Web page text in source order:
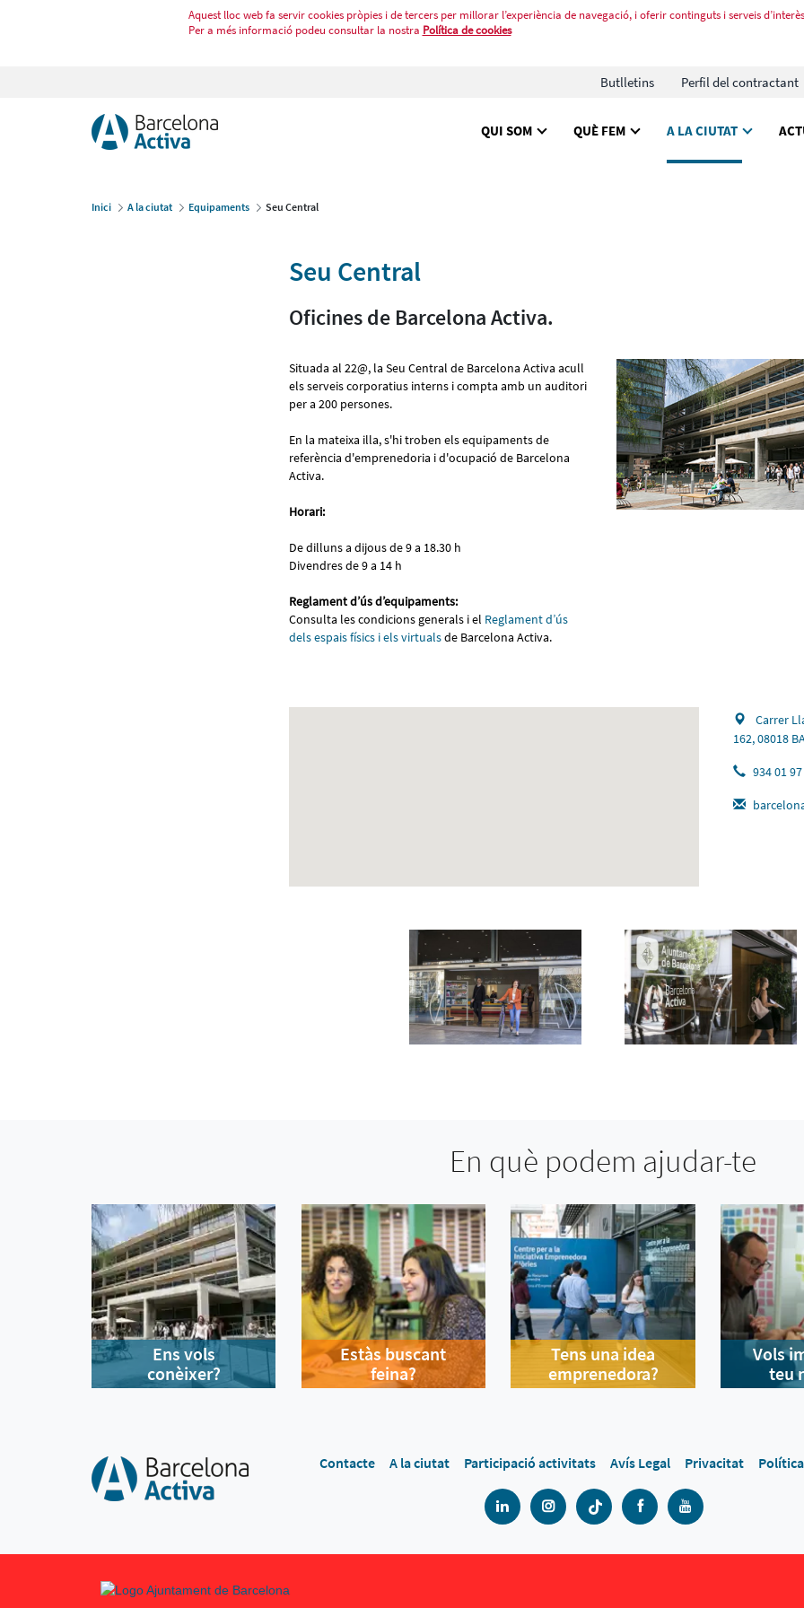
Aquest lloc web fa servir cookies pròpies i de tercers per millorar l’experiència de navegació, i oferir continguts i serveis
Per a més informació podeu consultar la nostra Política de cookies
Butlletins Perfil del contractant
QUI SOM QUÈ FEM A LA CIUTAT
Inici A la ciutat Equipaments Seu Central
Seu Central
Oficines de Barcelona Activa.
Situada al 22@, la Seu Central de Barcelona Activa acull
els serveis corporatius interns i compta amb un auditori
per a 200 persones.
En la mateixa illa, s'hi troben els equipaments de
referència d'emprenedoria i d'ocupació de Barcelona
Activa.
Horari:
De dilluns a dijous de 9 a 18.30 h
Divendres de 9 a 14 h
Reglament d’ús d’equipaments:
Consulta les condicions generals i el Reglament d’ús
dels espais físics i els virtualsde Barcelona Activa.
Carrer
162, 08018
934 01
En què podem ajudar-te
Ens vols
conèixer?
Estàs buscant
feina?
Tens una idea
emprenedora?
Vols
teu
Contacte A la ciutat Participació activitats Avís Legal Privacitat